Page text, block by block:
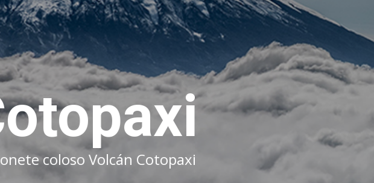
coloso Volcán Cotopaxi